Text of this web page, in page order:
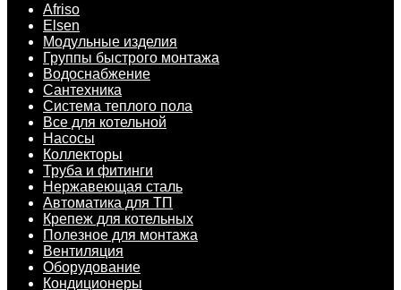
Afriso
Elsen
Модульные изделия
Группы быстрого монтажа
Водоснабжение
Сантехника
Система теплого пола
Все для котельной
Насосы
Коллекторы
Труба и фитинги
Нержавеющая сталь
Автоматика для ТП
Крепеж для котельных
Полезное для монтажа
Вентиляция
Оборудование
Кондиционеры